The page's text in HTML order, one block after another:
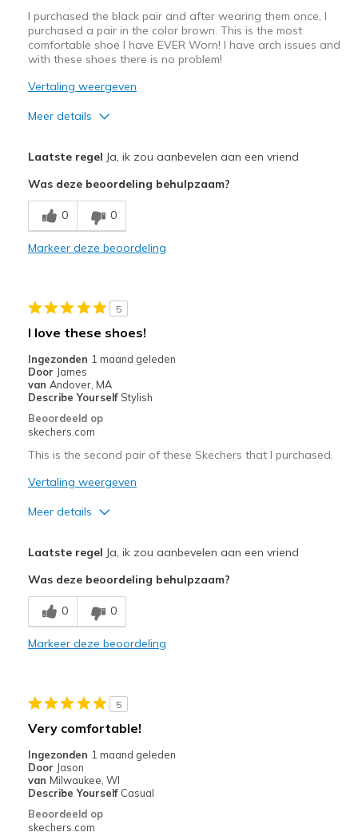
I purchased the black pair and after wearing them once, I
purchased a pair in the color brown. This is the most
comfortable shoe I have EVER Worn! I have arch issues and
with these shoes there is no problem!
Vertaling weergeven
Meer details
Breathe Well
Comfortable
Going Out
Travel
View On Shoes
Laatste regel Ja, ik zou aanbevelen aan een vriend
Was deze beoordeling behulpzaam?
0 0
Markeer deze beoordeling
5
I love these shoes!
Ingezonden 1 maand geleden
Door James
van Andover, MA
Describe Yourself Stylish
Beoordeeld op
skechers.com
This is the second pair of these Skechers that I purchased.
Vertaling weergeven
Meer details
Breathe Well
Comfortable
Going Out
Laatste regel Ja, ik zou aanbevelen aan een vriend
Was deze beoordeling behulpzaam?
0 0
Markeer deze beoordeling
5
Very comfortable!
Ingezonden 1 maand geleden
Door Jason
van Milwaukee, WI
Describe Yourself Casual
Beoordeeld op
skechers.com